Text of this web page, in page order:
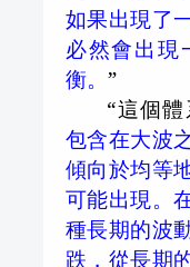
如果出現了
必然會出現
衡。 ”
“這個
包含在大波
傾向於均等
可能出現。
種長期的波
跌，從長期